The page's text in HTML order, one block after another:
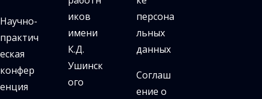
Научно-
практич
еская
конфер
енция
иков
имени
К.Д.
Ушинск
ого
персона
льных
данных
Соглаш
ение о